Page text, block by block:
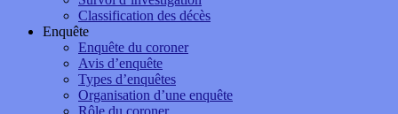
Classification des décès
Enquête
Enquête du coroner
Avis d’enquête
Types d’enquêtes
Organisation d’une enquête
Rôle du coroner